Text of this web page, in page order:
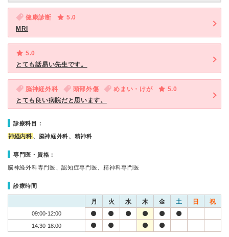
健康診断
5.0
MRI
5.0
とても話易い先生です。
脳神経外科 頭部外傷 めまい・けが
5.0
とても良い病院だと思います。
診療科目：
神経内科 、脳神経外科、精神科
専門医・資格：
脳神経外科専門医、認知症専門医、精神科専門医
診療時間
月 火 水 木 金 土 日 祝
09:00-12:00
14:30-18:00